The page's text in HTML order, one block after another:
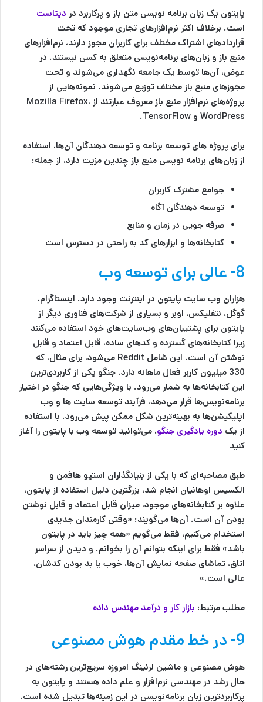
پایتون یک زبان برنامه نویسی متن باز و پرکاربرد در دیتاست
است. برخلاف اکثر نرم‌افزارهای تجاری موجود که تحت
قراردادهای اشتراک مختلف برای کاربران مجوز دارند، نرم‌افزارهای
منبع باز و زبان‌های برنامه‌نویسی متعلق به کسی نیستند. در
عوض، آن‌ها توسط یک جامعه نگهداری می‌شوند و تحت
مجوزهای منبع باز مختلف توزیع می‌شوند. نمونه‌هایی از
پروژه‌های نرم‌افزار منبع باز معروف عبارتند از Mozilla Firefox،
WordPress و TensorFlow.
برای پروژه های توسعه برنامه و توسعه دهندگان آن‌ها، استفاده
از زبان‌های برنامه نویسی منبع باز چندین مزیت دارد، از جمله:
جوامع مشترک کاربران
توسعه دهندگان آگاه
صرفه جویی در زمان و منابع
کتابخانه‌ها و ابزارهای کد به راحتی در دسترس است
8- عالی برای توسعه وب
هزاران وب سایت پایتون در اینترنت وجود دارد. اینستاگرام،
گوگل، نتفلیکس، اوبر و بسیاری از شرکت‌های فناوری دیگر از
پایتون برای پشتیبان‌های وب‌سایت‌های خود استفاده می‌کنند
زیرا کتابخانه‌های گسترده و کدهای ساده، قابل اعتماد و قابل
نوشتن آن است. این شامل Reddit می‌شود، برای مثال، که
330 میلیون کاربر فعال ماهانه دارد. جنگو یکی از کاربردی‌ترین
این کتابخانه‌ها به شمار می‌رود. با ویژگی‌هایی که جنگو در اختیار
برنامه‌نویس‌ها قرار می‌دهد، فرآیند توسعه سایت ها و وب
اپلیکیشن‌ها به بهینه‌ترین شکل ممکن پیش می‌رود. با استفاده
از یک دوره یادگیری جنگو، می‌توانید توسعه وب با پایتون را آغاز
کنید
طبق مصاحبه‌ای که با یکی از بنیانگذاران استیو هافمن و
الکسیس اوهانیان انجام شد، بزرگترین دلیل استفاده از پایتون،
علاوه بر کتابخانه‌های موجود، میزان قابل اعتماد و قابل نوشتن
بودن آن است. آن‌ها می‌گویند: «وقتی کارمندان جدیدی
استخدام می‌کنیم، فقط می‌گویم «همه چیز باید در پایتون
باشد» فقط برای اینکه بتوانم آن را بخوانم. و دیدن از سراسر
اتاق، تماشای صفحه نمایش آن‌ها، خوب یا بد بودن کدشان،
عالی است.»
مطلب مرتبط: بازار کار و درآمد مهندس داده
9- در خط مقدم هوش مصنوعی
هوش مصنوعی و ماشین لرنینگ امروزه سریع‌ترین رشته‌های در
حال رشد در مهندسی نرم‌افزار و علم داده هستند و پایتون به
پرکاربردترین زبان برنامه‌نویسی در این زمینه‌ها تبدیل شده است.